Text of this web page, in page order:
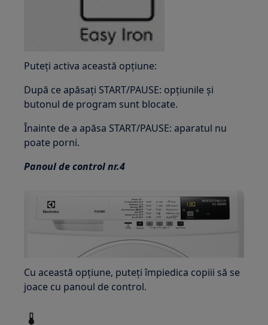
Puteți activa această opțiune:
După ce apăsați START/PAUSE: opțiunile și
butonul de program sunt blocate.
Înainte de a apăsa START/PAUSE: aparatul nu
poate porni.
Panoul de control nr.4
Cu această opțiune, puteți împiedica copiii să se
joace cu panoul de control.